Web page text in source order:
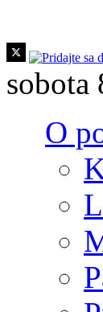
Skočiť na hlavný
sobota
O